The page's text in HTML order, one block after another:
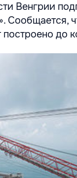
Венгрии
Сообщается,
до